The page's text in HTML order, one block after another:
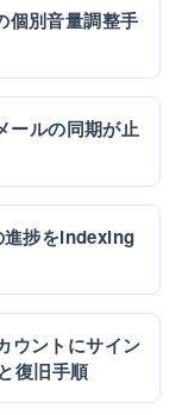
個別音量調整手
ールの同期が止
進捗をindexing
ウントにサイン
復旧手順